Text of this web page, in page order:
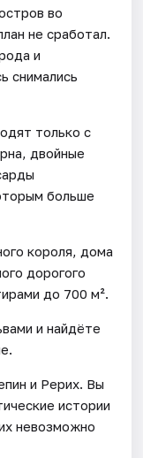
во
не сработал.
и
снимались
только с
двойные
больше
короля, дома
дорогого
до 700 м².
и найдёте
и Рерих. Вы
истории
невозможно